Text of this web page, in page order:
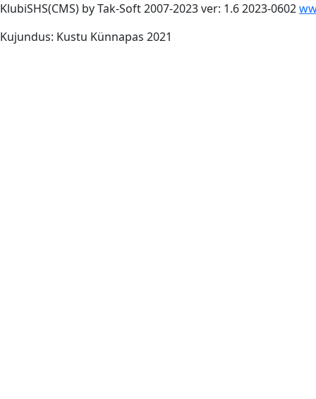
KlubiSHS(CMS) by Tak-Soft 2007-2023 ver: 1.6 2023-0602
Kujundus: Kustu Künnapas 2021